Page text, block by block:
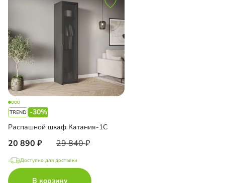
-30%
Распашной шкаф Катания-1С
20 890 29 840
Доступно для доставки
В корзину